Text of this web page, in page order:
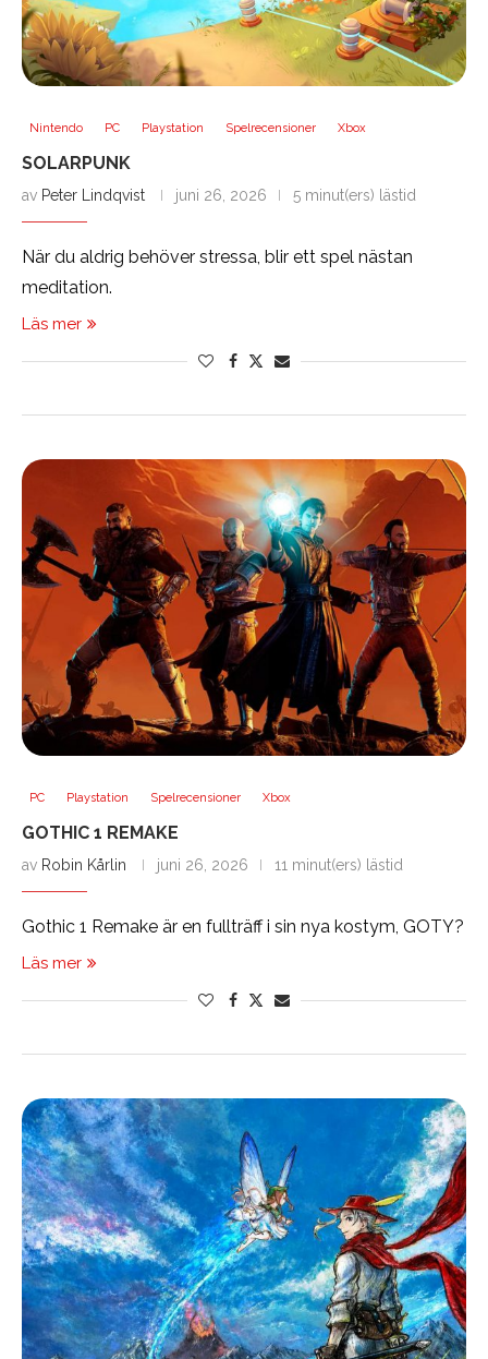
Nintendo PC Playstation Spelrecensioner Xbox
SOLARPUNK
av Peter Lindqvist juni 26, 2026 5 minut(ers) lästid
När du aldrig behöver stressa, blir ett spel nästan
meditation.
Läs mer
PC Playstation Spelrecensioner Xbox
GOTHIC 1 REMAKE
av Robin Kårlin juni 26, 2026 11 minut(ers) lästid
Gothic 1 Remake är en fullträff i sin nya kostym, GOTY?
Läs mer